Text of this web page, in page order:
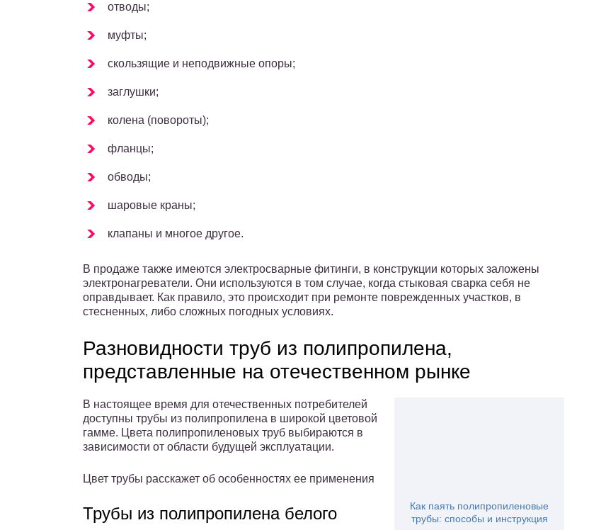
отводы;
муфты;
скользящие и неподвижные опоры;
заглушки;
колена (повороты);
фланцы;
обводы;
шаровые краны;
клапаны и многое другое.
В продаже также имеются электросварные фитинги, в конструкции которых заложены
электронагреватели. Они используются в том случае, когда стыковая сварка себя не
оправдывает. Как правило, это происходит при ремонте поврежденных участков, в
стесненных, либо сложных погодных условиях.
Разновидности труб из полипропилена,
представленные на отечественном рынке
Как паять полипропиленовые
трубы: способы и инструкция
В настоящее время для отечественных потребителей
доступны трубы из полипропилена в широкой цветовой
гамме. Цвета полипропиленовых труб выбираются в
зависимости от области будущей эксплуатации.
Цвет трубы расскажет об особенностях ее применения
Трубы из полипропилена белого